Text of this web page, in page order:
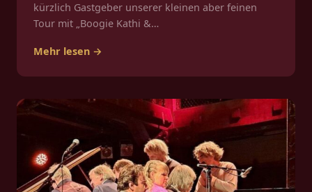
kürzlich Gastgeber unserer kleinen aber feinen
Tour mit „Boogie Kathi &…
Mehr lesen →